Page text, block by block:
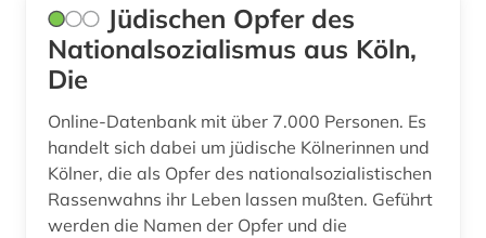
england (6)
englisch (2)
enzyklopädie (5)
eponym (1)
Jüdischen Opfer des
Nationalsozialismus aus Köln,
Die
Online-Datenbank mit über 7.000 Personen. Es
handelt sich dabei um jüdische Kölnerinnen und
Kölner, die als Opfer des nationalsozialistischen
Rassenwahns ihr Leben lassen mußten. Geführt
werden die Namen der Opfer und die